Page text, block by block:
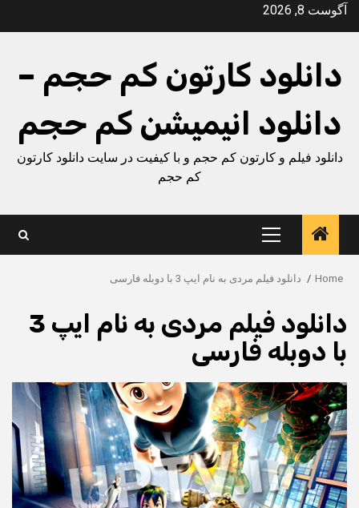
Skipآگوست 8, 2026
دانلود کارتون کم حجم –
دانلود انیمیشن کم حجم
دانلود فیلم و کارتون کم حجم و با کیفیت در سایت دانلود کارتون
کم حجم
Primary
Menu
Home دانلود فیلم مردی به نام ایپ 3 با دوبله فارسی
دانلود فیلم مردی به نام ایپ 3
با دوبله فارسی